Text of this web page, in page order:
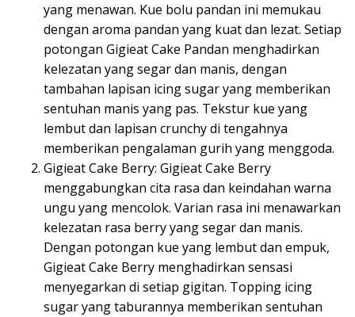
yang menawan. Kue bolu pandan ini memukau
dengan aroma pandan yang kuat dan lezat. Setiap
potongan Gigieat Cake Pandan menghadirkan
kelezatan yang segar dan manis, dengan
tambahan lapisan icing sugar yang memberikan
sentuhan manis yang pas. Tekstur kue yang
lembut dan lapisan crunchy di tengahnya
memberikan pengalaman gurih yang menggoda.
Gigieat Cake Berry: Gigieat Cake Berry
menggabungkan cita rasa dan keindahan warna
ungu yang mencolok. Varian rasa ini menawarkan
kelezatan rasa berry yang segar dan manis.
Dengan potongan kue yang lembut dan empuk,
Gigieat Cake Berry menghadirkan sensasi
menyegarkan di setiap gigitan. Topping icing
sugar yang taburannya memberikan sentuhan